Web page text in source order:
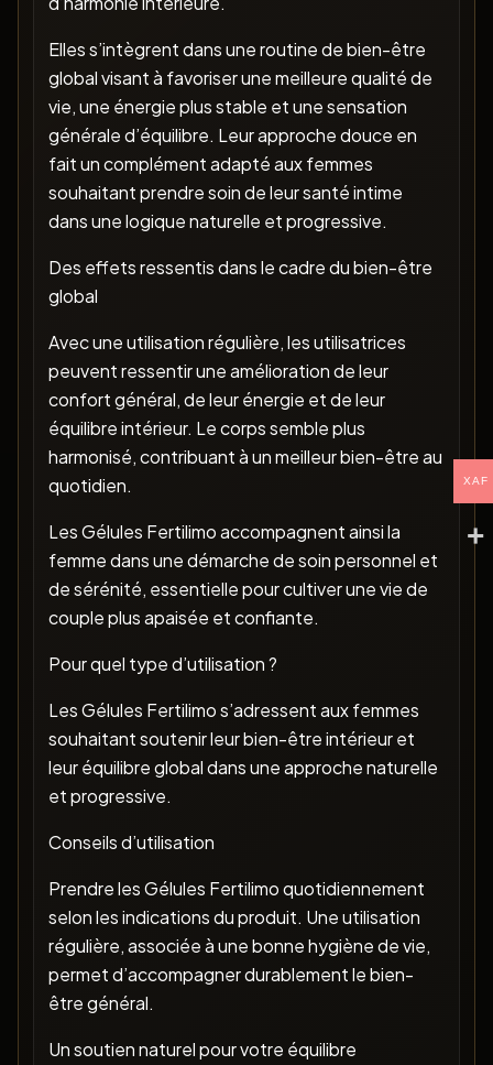
Elles s’intègrent dans une routine de bien-être
global visant à favoriser une meilleure qualité de
vie, une énergie plus stable et une sensation
générale d’équilibre. Leur approche douce en
fait un complément adapté aux femmes
souhaitant prendre soin de leur santé intime
dans une logique naturelle et progressive.
Des effets ressentis dans le cadre du bien-être
global
Avec une utilisation régulière, les utilisatrices
peuvent ressentir une amélioration de leur
confort général, de leur énergie et de leur
équilibre intérieur. Le corps semble plus
harmonisé, contribuant à un meilleur bien-être au
quotidien.
Les Gélules Fertilimo accompagnent ainsi la
femme dans une démarche de soin personnel et
de sérénité, essentielle pour cultiver une vie de
couple plus apaisée et confiante.
Pour quel type d’utilisation ?
Les Gélules Fertilimo s’adressent aux femmes
souhaitant soutenir leur bien-être intérieur et
leur équilibre global dans une approche naturelle
et progressive.
Conseils d’utilisation
Prendre les Gélules Fertilimo quotidiennement
selon les indications du produit. Une utilisation
régulière, associée à une bonne hygiène de vie,
permet d’accompagner durablement le bien-
être général.
Un soutien naturel pour votre équilibre
XAF